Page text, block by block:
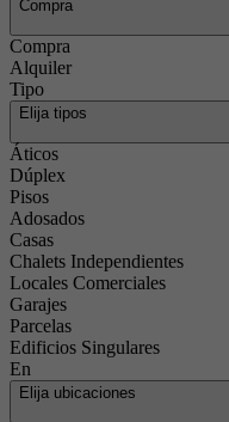
Compra
Compra
Alquiler
Tipo
Elija tipos
Áticos
Dúplex
Pisos
Adosados
Casas
Chalets Independientes
Locales Comerciales
Garajes
Parcelas
Edificios Singulares
En
Elija ubicaciones